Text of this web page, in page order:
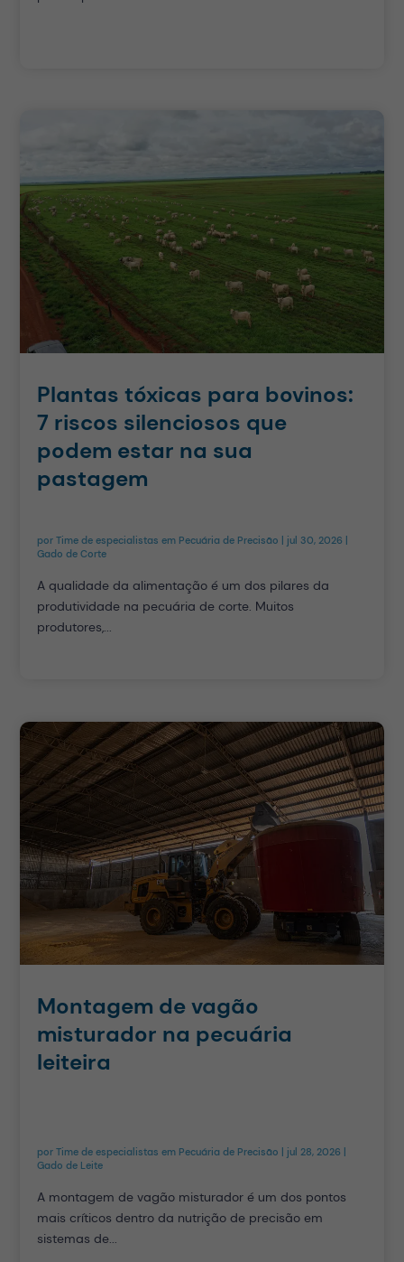
Plantas tóxicas para bovinos:
7 riscos silenciosos que
podem estar na sua
pastagem
porTime de especialistas em Pecuária de Precisão jul 30, 2026
Gado de Corte
A qualidade da alimentação é um dos pilares da
produtividade na pecuária de corte. Muitos
produtores,...
Montagem de vagão
misturador na pecuária
leiteira
porTime de especialistas em Pecuária de Precisão | jul 28, 2026 |
Gado de Leite
A montagem de vagão misturador é um dos pontos
mais críticos dentro da nutrição de precisão em
sistemas de...